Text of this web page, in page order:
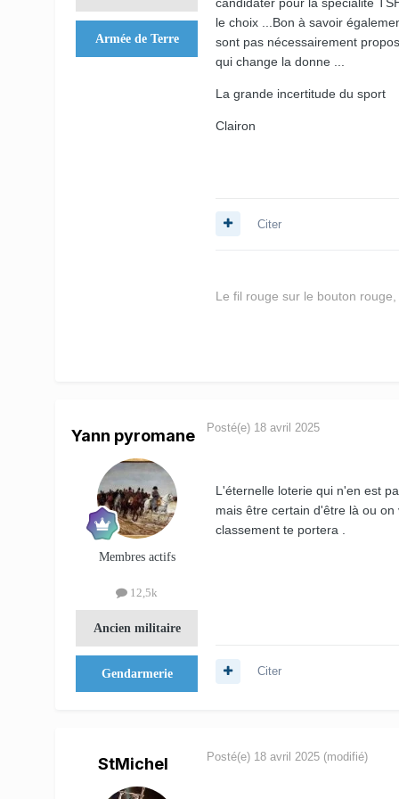
Armée de Terre
le choix ...Bon à savoir
sont pas nécessairement
qui change la donne ...
La grande incertitude du sport
Clairon
Citer
Le fil rouge sur le bouton
Yann pyromane
Membres actifs
12,5k
Ancien militaire
Gendarmerie
Posté(e) 18 avril 2025
L'éternelle loterie qui n'en est
mais être certain d'être là ou
classement te portera .
Citer
StMichel Posté(e) 18 avril 2025 (modifié)